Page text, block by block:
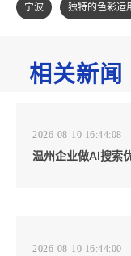
宁波
独特的色彩运
相关新闻
2026-08-10 16:44:08
温州企业做AI搜索
2026-08-10 16:44:00